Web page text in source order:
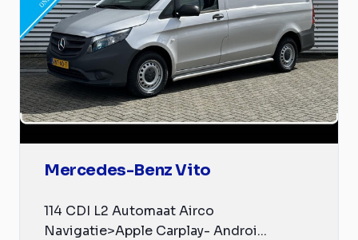
Mercedes-Benz Vito
114 CDI L2 Automaat Airco
Navigatie>Apple Carplay- Androi...